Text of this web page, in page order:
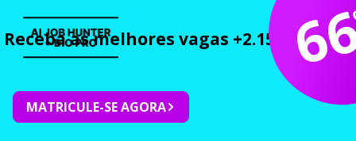
Receba as melhores vagas +2.150 cursos
MATRICULE-SE AGORA